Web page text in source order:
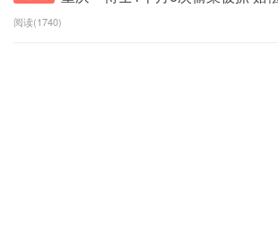
阅读(1740)